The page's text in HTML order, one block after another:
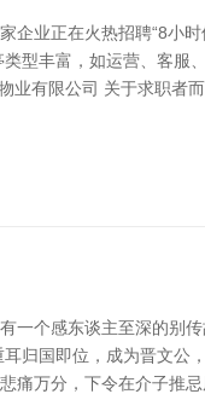
业正在火热招聘“8小
型丰富，如运营、客服
业有限公司 关于求职者
一个感东谈主至深的别
归国即位，成为晋文公
痛万分，下令在介子推